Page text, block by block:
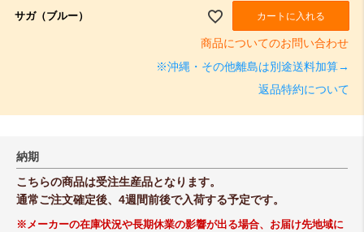
サガ（ブルー） カートに入れる
商品についてのお問い合わせ
※沖縄・その他離島は別途送料加算→
返品特約について
納期
こちらの商品は受注生産品となります。
通常ご注文確定後、4週間前後で入荷する予定です。
※メーカーの在庫状況や長期休業の影響が出る場合、お届け先地域に